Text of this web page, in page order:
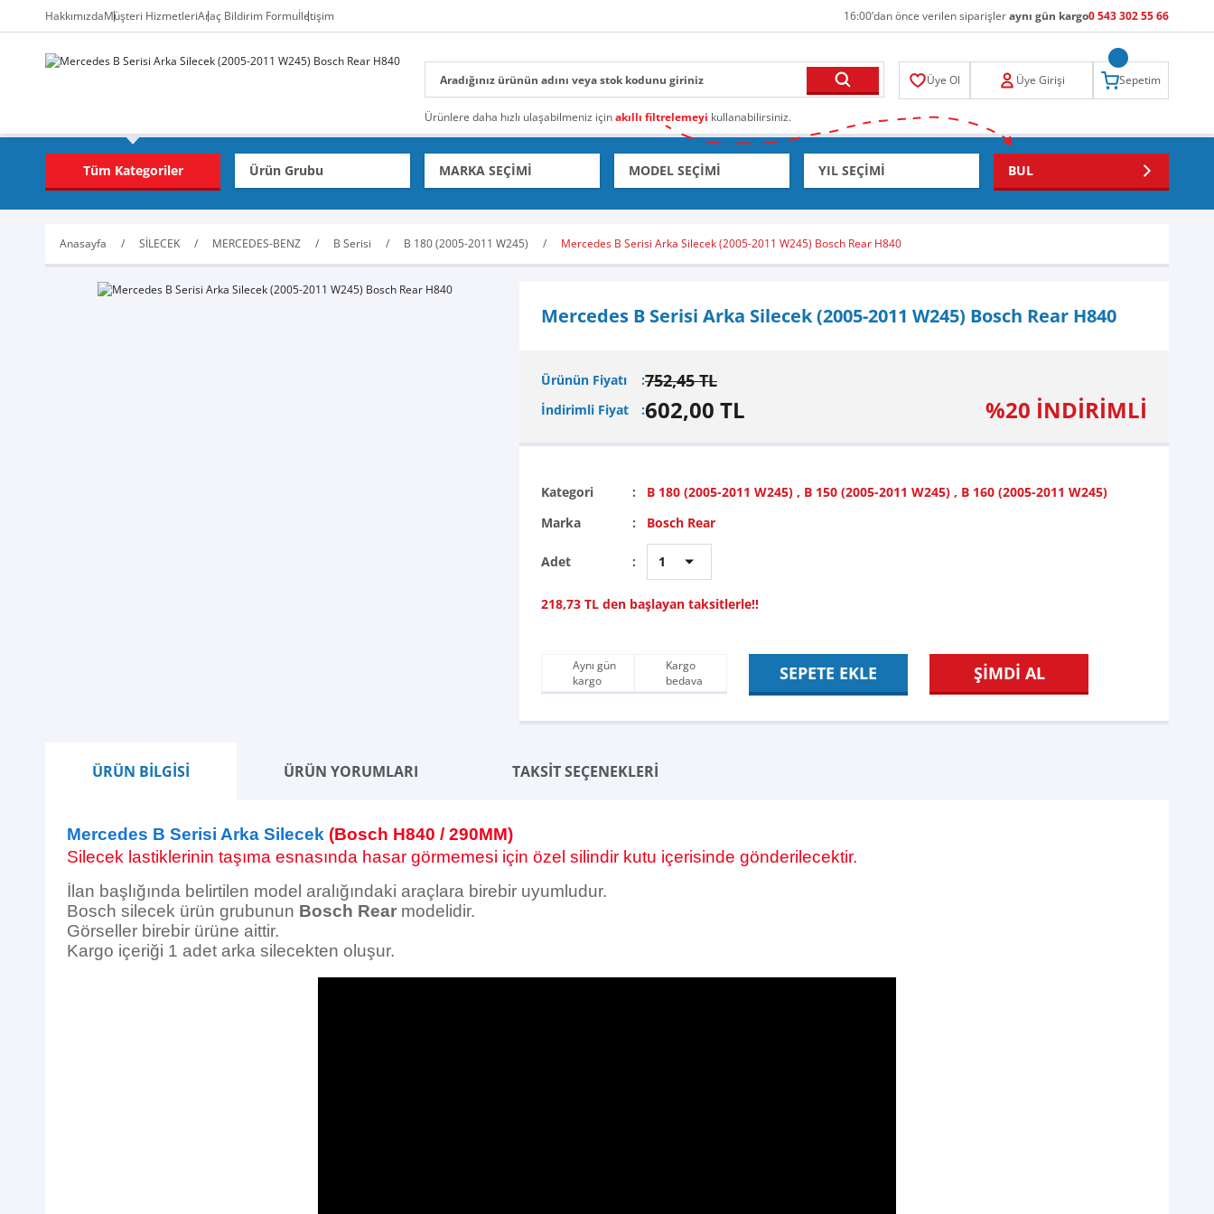
HakkımızdaMüşteri HizmetleriAraç Bildirim Formuİletişim 16:00’dan önce verilen siparişleraynı gün kargo0 543 302 55 66
Ürünlere daha hızlı ulaşabilmeniz içinakıllı filtrelemeyi kullanabilirsiniz.
Üye Ol Üye Girişi Sepetim
Tüm Kategoriler BUL
Anasayfa SİLECEK MERCEDES-BENZ B Serisi B 180 (2005-2011 W245) Mercedes B Serisi Arka Silecek (2005-2011 W245) Bosch Rear H840
Mercedes B Serisi Arka Silecek (2005-2011 W245) Bosch Rear H840
Ürünün Fiyatı 752,45 TL
İndirimli Fiyat 602,00 TL %20 İNDİRİMLİ
Kategori B 180 (2005-2011 W245) , B 150 (2005-2011 W245) , B 160 (2005-2011 W245)
Marka
Bosch Rear
Adet
218,73 TL den başlayan taksitlerle!!
Aynı gün
kargo
Kargo
bedava
SEPETE EKLE ŞİMDİ AL
ÜRÜN BİLGİSİ ÜRÜN YORUMLARI TAKSİT SEÇENEKLERİ
Mercedes B Serisi Arka Silecek (Bosch H840 / 290MM)
Silecek lastiklerinin taşıma esnasında hasar görmemesi için özel silindir kutu içerisinde gönderilecektir.
İlan başlığında belirtilen model aralığındaki araçlara birebir uyumludur.
Bosch silecek ürün grubunun Bosch Rear modelidir.
Görseller birebir ürüne aittir.
Kargo içeriği 1 adet arka silecekten oluşur.